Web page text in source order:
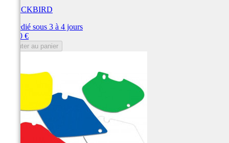
BLACKBIRD
Expédié sous 3 à 4 jours
28,80 €
Ajouter au panier